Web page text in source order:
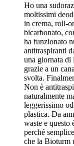
Ho una
moltissimi
in crema, roll-
bicarbonato,
ha funzionato
antitraspiranti
una giornata di
grazie a un
svolta.
Non è
naturalmente
leggerissimo
plastica. Da
waste e questo
perché
che la Bioturm